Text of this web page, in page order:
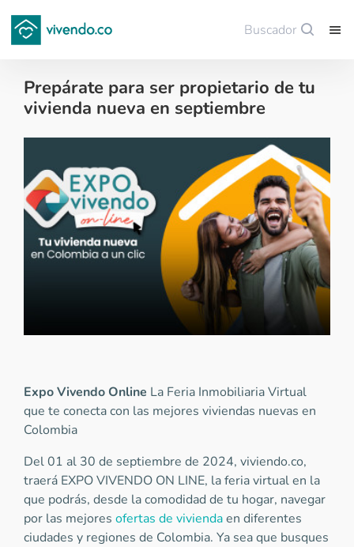
Buscador
Prepárate para ser propietario de tu
vivienda nueva en septiembre
Expo Vivendo Online La Feria Inmobiliaria Virtual
que te conecta con las mejores viviendas nuevas en
Colombia
Del 01 al 30 de septiembre de 2024, viviendo.co,
traerá EXPO VIVENDO ON LINE, la feria virtual en la
que podrás, desde la comodidad de tu hogar, navegar
por las mejores ofertas de viviendaen diferentes
ciudades y regiones de Colombia. Ya sea que busques
Guardar